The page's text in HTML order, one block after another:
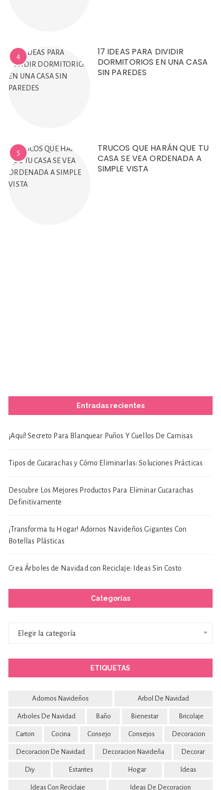
4
17 IDEAS PARA DIVIDIR
DORMITORIOS EN UNA CASA
SIN PAREDES
5
TRUCOS QUE HARÁN QUE TU
CASA SE VEA ORDENADA A
SIMPLE VISTA
Entradas recientes
¡Aquí! Secreto Para Blanquear Puños Y Cuellos De Camisas
Tipos de Cucarachas y Cómo Eliminarlas: Soluciones Prácticas
Descubre Los Mejores Productos Para Eliminar Cucarachas
Definitivamente
¡Transforma tu Hogar! Adornos Navideños Gigantes Con
Botellas Plásticas
Crea Árboles de Navidad con Reciclaje: Ideas Sin Costo
Categorías
Elegir la categoría
ETIQUETAS
Adornos Navideños Arbol De Navidad
Arboles De Navidad Baño Bienestar Bricolaje
Carton Cocina Consejo Consejos Decoracion
Decoracion De Navidad Decoracion Navideña Decorar
Diy Estantes Hogar Ideas
Ideas Con Reciclaje Ideas De Decoracion